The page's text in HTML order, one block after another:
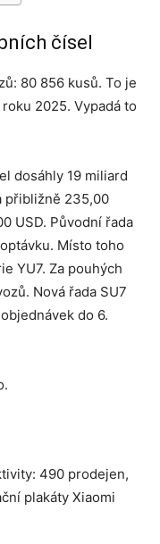
čísel
80 856 kusů. To je
2025. Vypadá to
dosáhly 19 miliard
přibližně 235,00
USD. Původní řada
Místo toho
YU7. Za pouhých
Nová řada SU7
do 6.
490 prodejen,
plakáty Xiaomi